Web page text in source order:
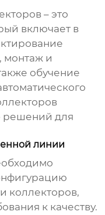
– это
включает в
монтаж и
обучение
решений для
линии
коллекторов,
к качеству.